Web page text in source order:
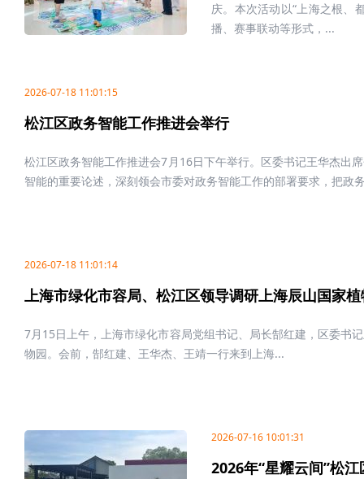
庆。本次活动以“上海之根、
播、赛事联动等形式，...
2026-07-18 11:01:15
松江区政务智能工作推进会举行
松江区政务智能工作推进会7月16日下午举行。区委书记王华杰出
智能的重要论述，深刻领会市委对政务智能工作的部署要求，把政
2026-07-18 11:01:14
上海市绿化市容局、松江区领导调研上海辰山国家
7月15日上午，上海市绿化市容局党组书记、局长郜红建，区委书
物园。会前，郜红建、王华杰、王靖一行来到上海...
2026-07-16 10:01:31
2026年“星耀云间”松